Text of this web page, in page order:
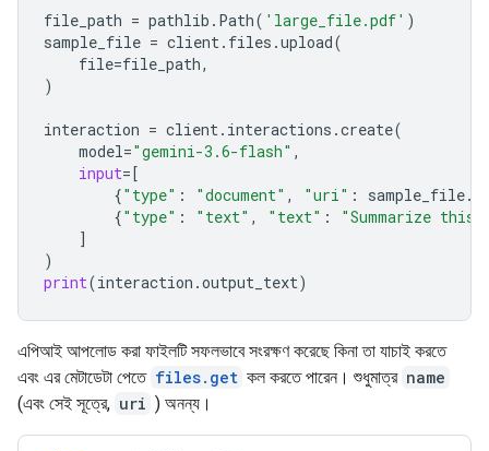
file_path = pathlib . Path( 'large_file.pdf' )
sample_file = client. files .upload(
file=file_path,
)
interaction = client. interactions .create(
model="gemini-3.6-flash" ,
input=[
{"type" : "document" , "uri" : sample_file.
{"type" : "text" , "text" :
"Summarize this
]
)
print(interaction .output_text)
এপিআই আপলোড করা ফাইলটি সফলভাবে সংরক্ষণ করেছে কিনা তা যাচাই করতে
এবং এর মেটাডেটা পেতে files.get কল করতে পারেন। শুধুমাত্র name
(এবং সেই সূত্রে, uri ) অনন্য।